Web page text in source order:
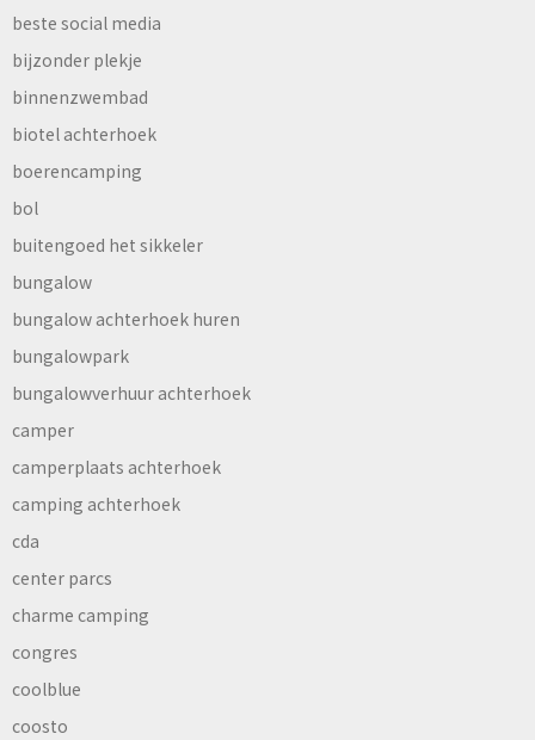
beste social media
bijzonder plekje
binnenzwembad
biotel achterhoek
boerencamping
bol
buitengoed het sikkeler
bungalow
bungalow achterhoek huren
bungalowpark
bungalowverhuur achterhoek
camper
camperplaats achterhoek
camping achterhoek
cda
center parcs
charme camping
congres
coolblue
coosto